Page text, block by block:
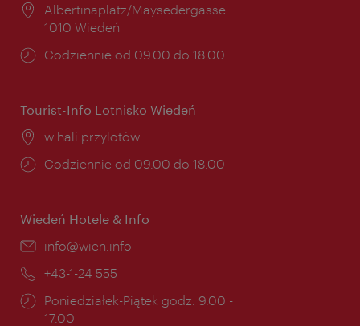
Miejsce:
Albertinaplatz/Maysedergasse
1010 Wiedeń
Godziny
Codziennie od 09.00 do 18.00
Tourist-Info Lotnisko Wiedeń
Miejsce:
w hali przylotów
Godziny
Codziennie od 09.00 do 18.00
Wiedeń Hotele & Info
E-
info@wien.info
Telefon:
+43-1-24 555
Godziny
otwarcia:
Poniedziałek-Piątek godz. 9.00 -
17.00